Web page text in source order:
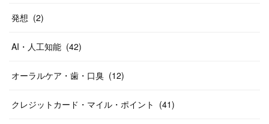
発想 (2)
AI・人工知能 (42)
オーラルケア・歯・口臭 (12)
クレジットカード・マイル・ポイント (41)